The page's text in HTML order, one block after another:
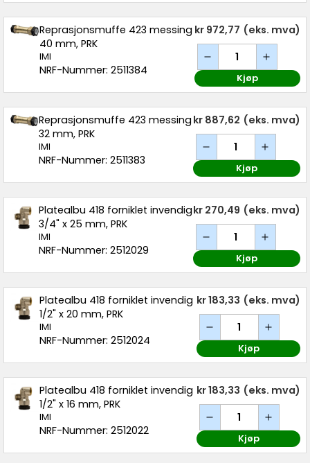
Reprasjonsmuffe 423 messing
40 mm, PRK
IMI
NRF-Nummer: 2511384
kr 972,77 (eks. mva)
Kjøp
Reprasjonsmuffe 423 messing
32 mm, PRK
IMI
NRF-Nummer: 2511383
kr 887,62 (eks. mva)
Kjøp
Platealbu 418 forniklet invendig
3/4" x 25 mm, PRK
IMI
NRF-Nummer: 2512029
kr 270,49 (eks. mva)
Kjøp
Platealbu 418 forniklet invendig
1/2" x 20 mm, PRK
IMI
NRF-Nummer: 2512024
kr 183,33 (eks. mva)
Kjøp
Platealbu 418 forniklet invendig
1/2" x 16 mm, PRK
IMI
NRF-Nummer: 2512022
kr 183,33 (eks. mva)
Kjøp